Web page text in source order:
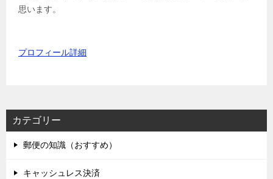
思います。
プロフィール詳細
カテゴリー
郵便の知識（おすすめ）
キャッシュレス決済